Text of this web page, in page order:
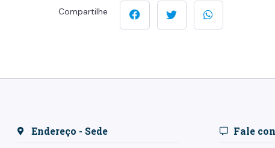
Compartilhe
Endereço - Sede
Fale